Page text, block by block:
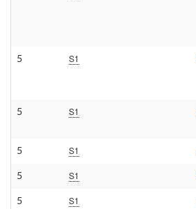
5 S1
5 S1
5 S1
5 S1
5 S1